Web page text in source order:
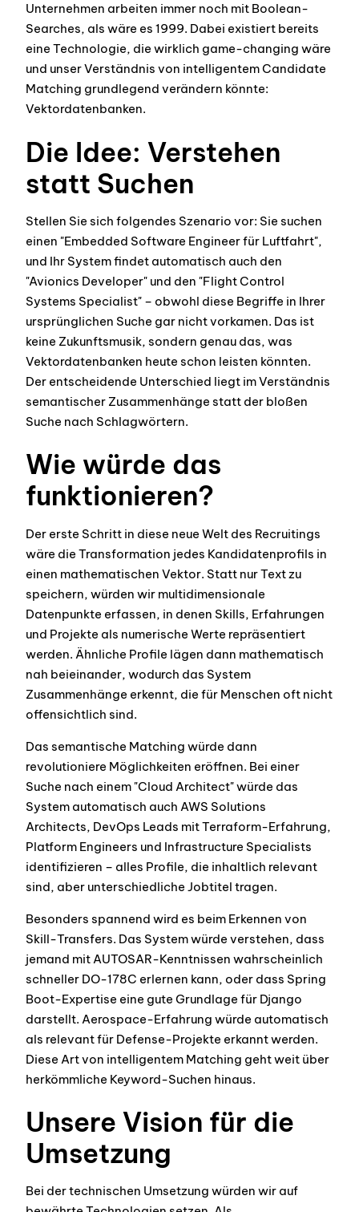
Unternehmen arbeiten immer noch mit Boolean-
Searches, als wäre es 1999. Dabei existiert bereits
eine Technologie, die wirklich game-changing wäre
und unser Verständnis von intelligentem Candidate
Matching grundlegend verändern könnte:
Vektordatenbanken.
Die Idee: Verstehen
statt Suchen
Stellen Sie sich folgendes Szenario vor: Sie suchen
einen "Embedded Software Engineer für Luftfahrt",
und Ihr System findet automatisch auch den
"Avionics Developer" und den "Flight Control
Systems Specialist" – obwohl diese Begriffe in Ihrer
ursprünglichen Suche gar nicht vorkamen. Das ist
keine Zukunftsmusik, sondern genau das, was
Vektordatenbanken heute schon leisten könnten.
Der entscheidende Unterschied liegt im Verständnis
semantischer Zusammenhänge statt der bloßen
Suche nach Schlagwörtern.
Wie würde das
funktionieren?
Der erste Schritt in diese neue Welt des Recruitings
wäre die Transformation jedes Kandidatenprofils in
einen mathematischen Vektor. Statt nur Text zu
speichern, würden wir multidimensionale
Datenpunkte erfassen, in denen Skills, Erfahrungen
und Projekte als numerische Werte repräsentiert
werden. Ähnliche Profile lägen dann mathematisch
nah beieinander, wodurch das System
Zusammenhänge erkennt, die für Menschen oft nicht
offensichtlich sind.
Das semantische Matching würde dann
revolutioniere Möglichkeiten eröffnen. Bei einer
Suche nach einem "Cloud Architect" würde das
System automatisch auch AWS Solutions
Architects, DevOps Leads mit Terraform-Erfahrung,
Platform Engineers und Infrastructure Specialists
identifizieren – alles Profile, die inhaltlich relevant
sind, aber unterschiedliche Jobtitel tragen.
Besonders spannend wird es beim Erkennen von
Skill-Transfers. Das System würde verstehen, dass
jemand mit AUTOSAR-Kenntnissen wahrscheinlich
schneller DO-178C erlernen kann, oder dass Spring
Boot-Expertise eine gute Grundlage für Django
darstellt. Aerospace-Erfahrung würde automatisch
als relevant für Defense-Projekte erkannt werden.
Diese Art von intelligentem Matching geht weit über
herkömmliche Keyword-Suchen hinaus.
Unsere Vision für die
Umsetzung
Bei der technischen Umsetzung würden wir auf